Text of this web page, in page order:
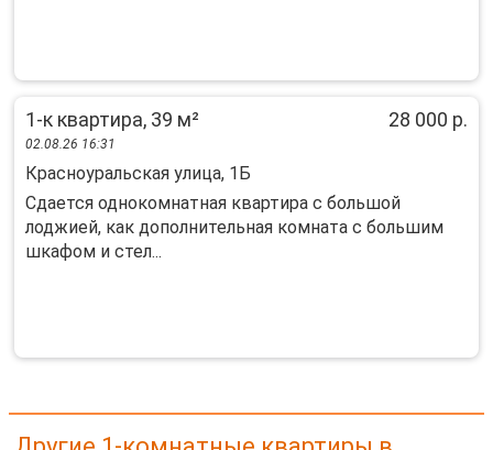
1-к квартира, 39 м² 28 000 р.
02.08.26 16:31
Красноуральская улица, 1Б
Сдается однокомнатная квартира с большой
лоджией, как дополнительная комната с большим
шкафом и стел...